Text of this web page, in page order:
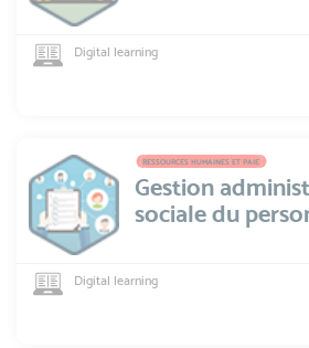
Digital learning
RESSOURCES HUMAINES ET PAIE
Gestion
sociale du
Digital learning